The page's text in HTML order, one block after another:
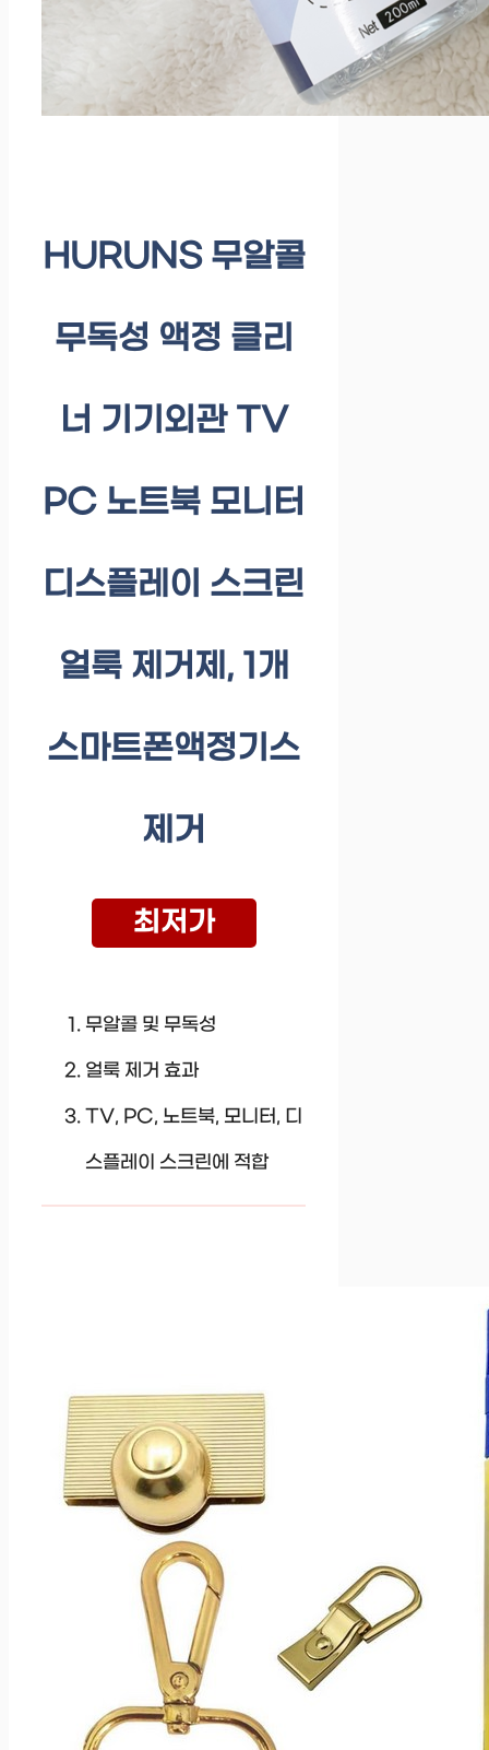
HURUNS 무알콜
무독성 액정 클리
너 기기외관 TV
PC 노트북 모니터
디스플레이 스크린
얼룩 제거제, 1개
스마트폰액정기스
제거
최저가
무알콜 및 무독성
얼룩 제거 효과
TV, PC, 노트북, 모니터, 디
스플레이 스크린에 적합